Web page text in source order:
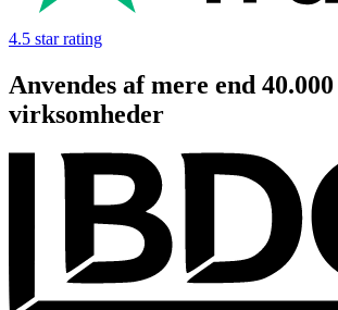
4.5 star rating
Anvendes af mere end 40.000
virksomheder